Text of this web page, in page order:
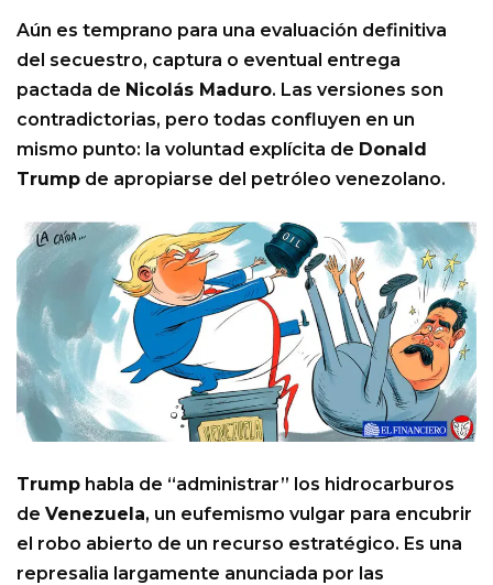
Aún es temprano para una evaluación definitiva
del secuestro, captura o eventual entrega
pactada de Nicolás Maduro. Las versiones son
contradictorias, pero todas confluyen en un
mismo punto: la voluntad explícita de Donald
Trump de apropiarse del petróleo venezolano.
Trump habla de “administrar” los hidrocarburos
de Venezuela, un eufemismo vulgar para encubrir
el robo abierto de un recurso estratégico. Es una
represalia largamente anunciada por las